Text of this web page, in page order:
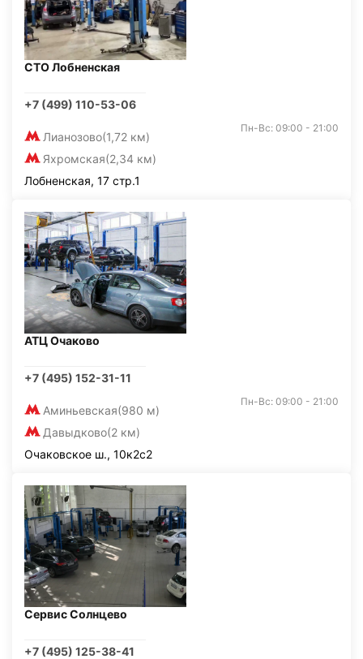
СТО Лобненская
+7 (499) 110-53-06
Лианозово(1,72 км)
Яхромская(2,34 км)
Пн-Вс: 09:00 - 21:00
Лобненская, 17 стр.1
АТЦ Очаково
+7 (495) 152-31-11
Аминьевская(980 м)
Давыдково(2 км)
Пн-Вс: 09:00 - 21:00
Очаковское ш., 10к2с2
Сервис Солнцево
+7 (495) 125-38-41